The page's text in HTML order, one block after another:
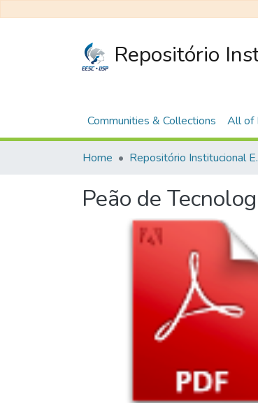
Repositório
Communities & Collections All of
Home
Peão de